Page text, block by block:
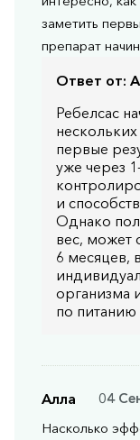
заметить
препарат
Ответ от:
Ребелсас
первые
уже через
и
Однако
вес, может
6 месяцев,
организма
по питанию
Алла
04
Насколько